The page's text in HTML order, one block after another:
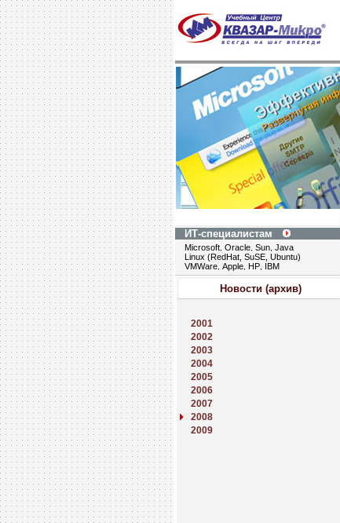
ИТ-специалистам
Microsoft, Oracle, Sun, Java
Linux (RedHat, SuSE, Ubuntu)
VMWare, Apple, HP, IBM
Новости (архив)
2001
2002
2003
2004
2005
2006
2007
2008
2009